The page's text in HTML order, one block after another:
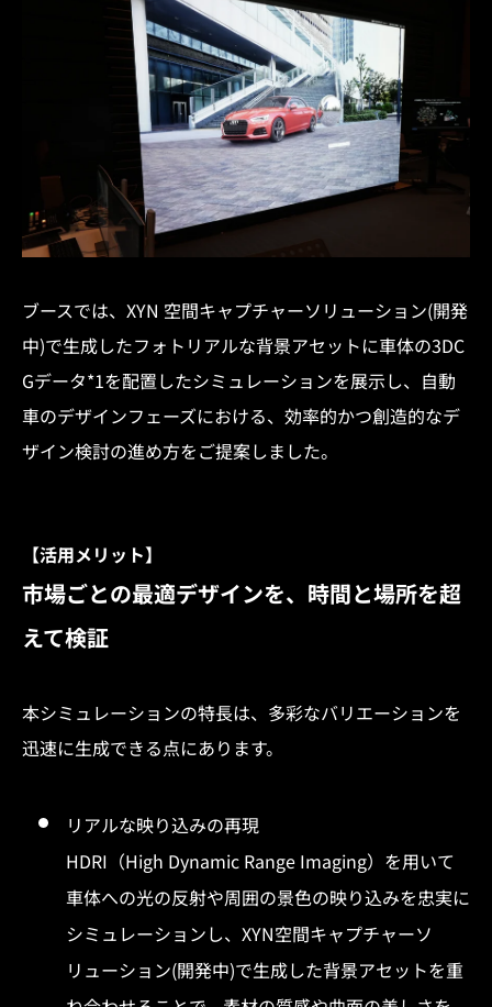
ブースでは、XYN 空間キャプチャーソリューション(開発
中)で生成したフォトリアルな背景アセットに車体の3DC
Gデータ*1を配置したシミュレーションを展示し、自動
車のデザインフェーズにおける、効率的かつ創造的なデ
ザイン検討の進め方をご提案しました。
【活用メリット】
市場ごとの最適デザインを、時間と場所を超
えて検証
本シミュレーションの特長は、多彩なバリエーションを
迅速に生成できる点にあります。
リアルな映り込みの再現
HDRI（High Dynamic Range Imaging）を用いて
車体への光の反射や周囲の景色の映り込みを忠実に
シミュレーションし、XYN空間キャプチャーソ
リューション(開発中)で生成した背景アセットを重